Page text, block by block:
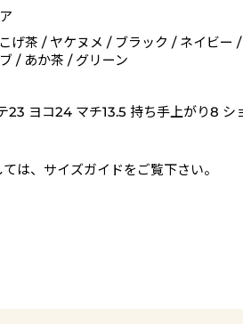
げ茶 / ヤケヌメ / ブラック / ネイビー
/ あか茶 / グリーン
23 ヨコ24 マチ13.5 持ち手上がり8 シ
は、 サイズガイドをご覧下さい。